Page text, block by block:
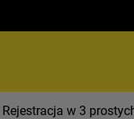
Rejestracja w 3